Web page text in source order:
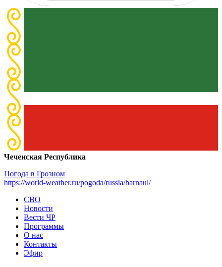
Чеченская Республика
Погода в Грозном
https://world-weather.ru/pogoda/russia/barnaul/
СВО
Новости
Вести ЧР
Программы
О нас
Контакты
Эфир